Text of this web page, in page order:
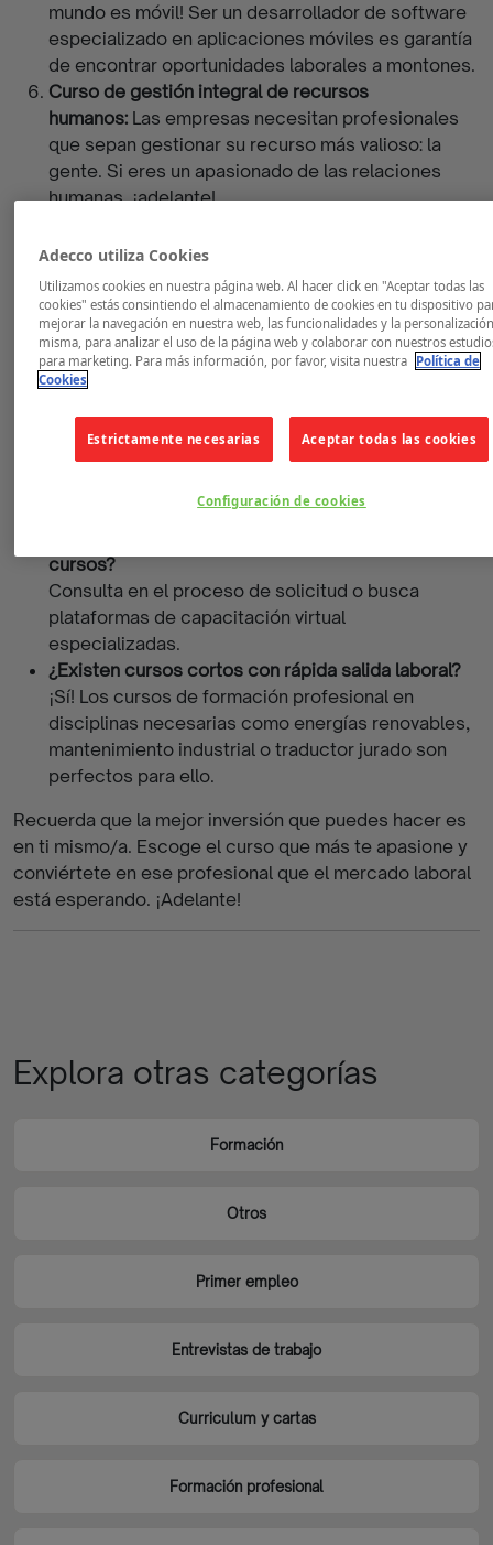
mundo es móvil! Ser un desarrollador de software
especializado en aplicaciones móviles es garantía
de encontrar oportunidades laborales a montones.
Curso de gestión integral de recursos
humanos: Las empresas necesitan profesionales
que sepan gestionar su recurso más valioso: la
gente. Si eres un apasionado de las relaciones
humanas, ¡adelante!
libre:La industria del ocio está en auge. Organizar
y gestionar actividades recreativas puede ser la
clave para tu entrada en el campo laboral.
Preguntas frecuentes:
profesionalidad?
Te validan oficialmente para un puesto de trabajo,
habilidades y conocimientos.
cursos?
Consulta en el proceso de solicitud o busca
plataformas de capacitación virtual
especializadas.
¿Existen cursos cortos con rápida salida laboral?
¡Sí! Los cursos de formación profesional en
disciplinas necesarias como energías renovables,
mantenimiento industrial o traductor jurado son
perfectos para ello.
Recuerda que la mejor inversión que puedes hacer es
en ti mismo/a. Escoge el curso que más te apasione y
conviértete en ese profesional que el mercado laboral
está esperando. ¡Adelante!
Explora otras categorías
Formación
Otros
Primer empleo
Entrevistas de trabajo
Curriculum y cartas
Formación profesional
Adecco utiliza Cookies
Utilizamos cookies en nuestra página web. Al hacer click en "Aceptar todas las
cookies" estás consintiendo el almacenamiento de cookies en tu dispositivo
mejorar la navegación en nuestra web, las funcionalidades y la
misma, para analizar el uso de la página web y colaborar con nuestros
para marketing. Para más información, por favor, visita nuestra Política de
Cookies
Estrictamente necesarias Aceptar todas las cookies
Configuración de cookies